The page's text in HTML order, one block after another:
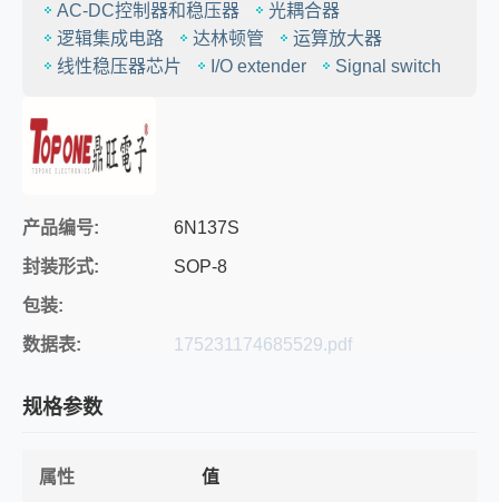
AC-DC控制器和稳压器
光耦合器
逻辑集成电路
达林顿管
运算放大器
线性稳压器芯片
I/O extender Signal switch
产品编号: 6N137S
封装形式: SOP-8
包装:
数据表: 175231174685529.pdf
规格参数
属性 值